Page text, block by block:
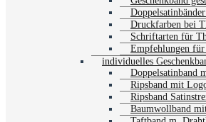
Druckfarben bei
Schriftarten für
Empfehlungen
individuelles
Doppelsatinband
Ripsband mit
Ripsband
Baumwollband